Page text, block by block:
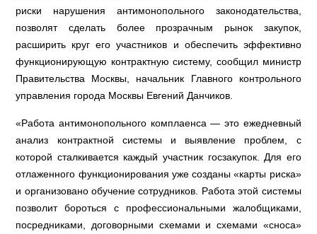
риски нарушения антимонопольного законодательства,
позволят сделать более прозрачным рынок закупок,
расширить круг его участников и обеспечить эффективно
функционирующую контрактную систему, сообщил министр
Правительства Москвы, начальник Главного контрольного
управления города Москвы Евгений Данчиков.
«Работа антимонопольного комплаенса — это ежедневный
анализ контрактной системы и выявление проблем, с
которой сталкивается каждый участник госзакупок. Для его
отлаженного функционирования уже созданы «карты риска»
и организовано обучение сотрудников. Работа этой системы
позволит бороться с профессиональными жалобщиками,
посредниками, договорными схемами и схемами «сноса»